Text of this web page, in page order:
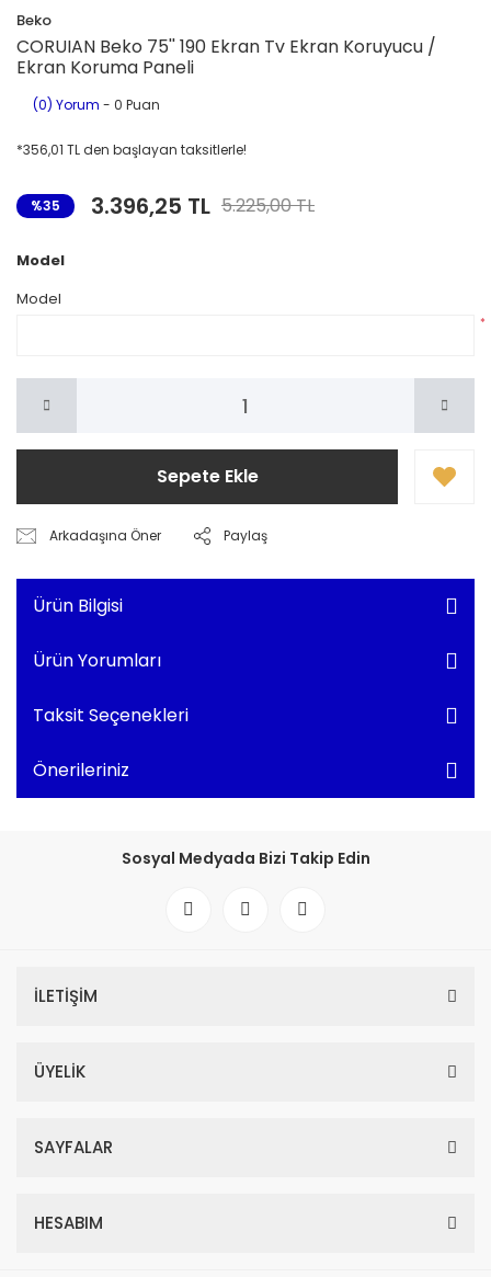
Beko
CORUIAN Beko 75'' 190 Ekran Tv Ekran Koruyucu /
Ekran Koruma Paneli
(0) Yorum - 0 Puan
*356,01 TL den başlayan taksitlerle!
%35 3.396,25 TL 5.225,00 TL
Model
Model
*
Sepete Ekle
Arkadaşına Öner Paylaş
Ürün Bilgisi
Ürün Yorumları
Taksit Seçenekleri
Önerileriniz
Sosyal Medyada Bizi Takip Edin
İLETİŞİM
ÜYELİK
SAYFALAR
HESABIM